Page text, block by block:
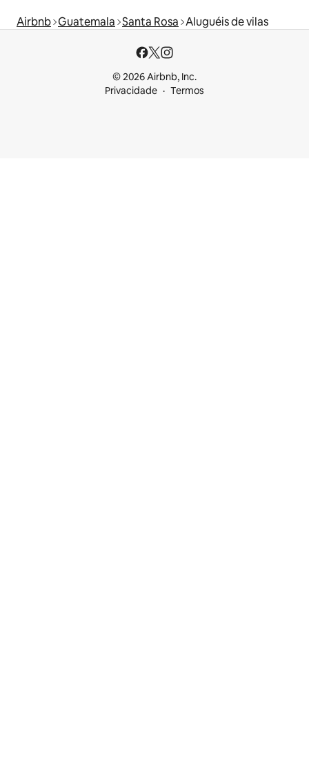
Airbnb Guatemala Santa Rosa Aluguéis de vilas
© 2026 Airbnb, Inc.
Privacidade
Termos